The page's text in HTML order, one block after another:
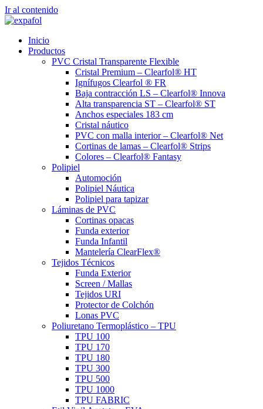
Ir al contenido
Inicio
Productos
PVC Cristal Transparente Flexible
Cristal Premium – Clearfol® HT
Ignífugos Clearfol ® FR
Baja contracción LS – Clearfol® Innova
Alta transparencia ST – Clearfol® ST
Anchos especiales 183 cm
Cristal náutico
PVC con malla interior – Clearfol® Net
Cortinas de lamas – Clearfol® Strips
Colores – Clearfol® Fantasy
Polipiel
Automoción
Polipiel Náutica
Polipiel para tapizar
Láminas de PVC
Cortinas opacas
Funda exterior
Funda Infantil
Mantelería ClearFlex®
Tejidos Técnicos
Funda Exterior
Screen / Mallas
Tejidos URI
Protector de Colchón
Lonas PVC
Poliuretano Termoplástico – TPU
TPU 100
TPU 170
TPU 180
TPU 300
TPU 500
TPU 1000
TPU FABRIC